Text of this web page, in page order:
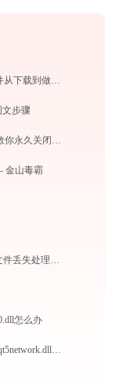
Blender完全入门指南：免费开源3D创作软件从下载到做出第一个作品（2026最新）
文步骤
Win10如何彻底永久关闭自动更新 5种方法教你永久关闭win10自动更新
金山毒霸
Microsoft Visual C++ 6.0 2.exe加载oledlg.dll文件丢失处理办法
怎么办
小红伞在线升级程序 打开Update.exe找不到qt5network.dll怎么办